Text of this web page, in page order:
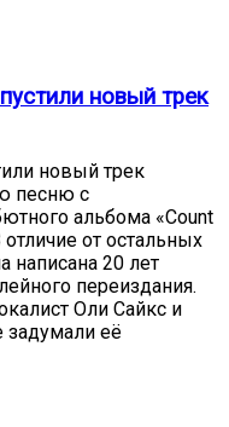
новый трек
новый трек
песню с
альбома «Count
от остальных
написана 20 лет
переиздания.
Оли Сайкс и
задумали её